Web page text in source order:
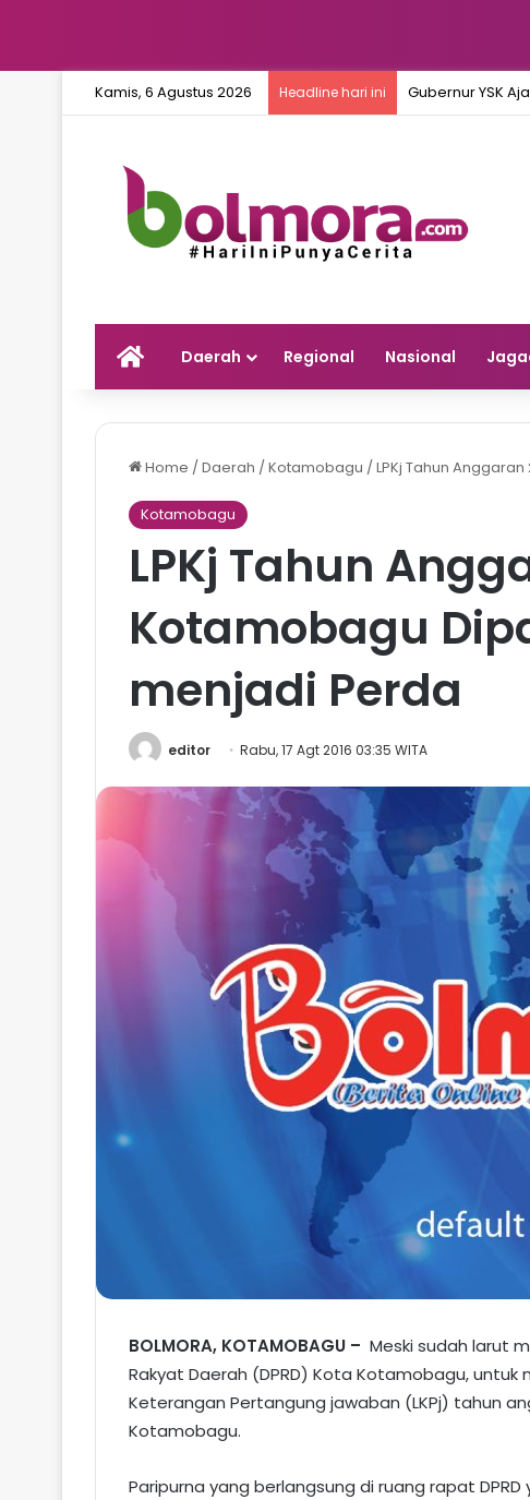
Kamis, 6 Agustus 2026 Headline hari ini
HomeDaerah Regional Nasional
Home /Daerah /Kotamobagu /LPKj Tahun
Kotamobagu
LPKj Tahun
Kotamobagu
menjadi Perda
editor Rabu, 17 Agt 2016 03:35 WITA
BOLMORA, KOTAMOBAGU – Meski sudah larut
Rakyat Daerah (DPRD) Kota Kotamobagu,
Keterangan Pertangung jawaban (LKPj) tahun
Kotamobagu.
Paripurna yang berlangsung di ruang rapat